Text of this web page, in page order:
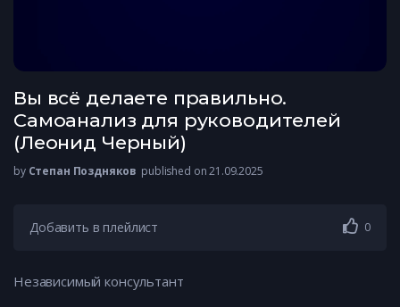
Вы всё делаете правильно.
Самоанализ для руководителей
(Леонид Черный)
by Степан Поздняков published on 21.09.2025
Добавить в плейлист 0
Независимый консультант